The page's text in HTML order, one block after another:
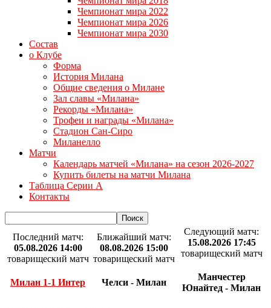
Чемпионат мира 2022
Чемпионат мира 2026
Чемпионат мира 2030
Состав
о Клубе
Форма
История Милана
Общие сведения о Милане
Зал славы «Милана»
Рекорды «Милана»
Трофеи и награды «Милана»
Стадион Сан-Сиро
Миланелло
Матчи
Календарь матчей «Милана» на сезон 2026-2027
Купить билеты на матчи Милана
Таблица Серии А
Контакты
Последний матч:
05.08.2026 14:00
товарищеский матч
Милан 1-1 Интер
Ближайший матч:
08.08.2026 15:00
товарищеский матч
Челси - Милан
Следующий матч:
15.08.2026 17:45
товарищеский матч
Манчестер
Юнайтед - Милан